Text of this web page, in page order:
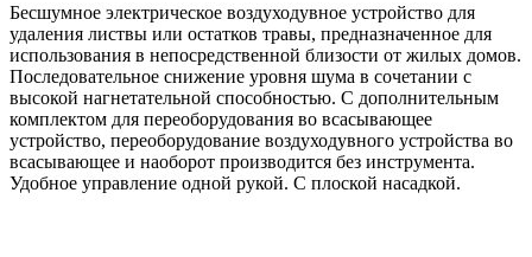
Бесшумное электрическое воздуходувное устройство для
удаления листвы или остатков травы, предназначенное для
использования в непосредственной близости от жилых домов.
Последовательное снижение уровня шума в сочетании с
высокой нагнетательной способностью. С дополнительным
комплектом для переоборудования во всасывающее
устройство, переоборудование воздуходувного устройства во
всасывающее и наоборот производится без инструмента.
Удобное управление одной рукой. С плоской насадкой.